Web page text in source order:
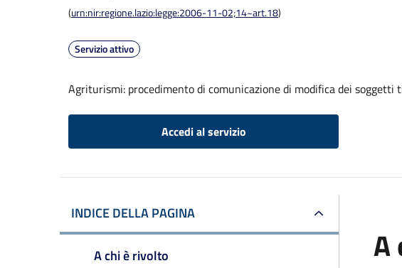
(urn:nir:regione.lazio:legge:2006-11-02;14~art.18)
Servizio attivo
Agriturismi: procedimento di comunicazione di modifica dei
Accedi al servizio
INDICE DELLA PAGINA
A chi è rivolto
A